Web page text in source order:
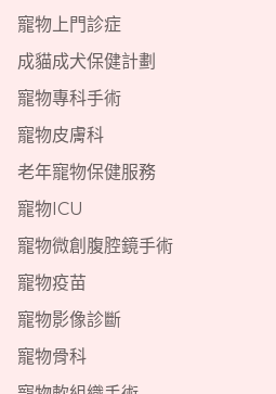
寵物上門診症
成貓成犬保健計劃
寵物專科手術
寵物皮膚科
老年寵物保健服務
寵物ICU
寵物微創腹腔鏡手術
寵物疫苗
寵物影像診斷
寵物骨科